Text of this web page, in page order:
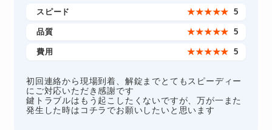
スピード ★★★★★ 5
品質 ★★★★★ 5
費用 ★★★★★ 5
初回連絡から現場到着、解錠までとてもスピーディー
にご対応いただき感謝です
鍵トラブルはもう起こしたくないですが、万が一また
発生した時はコチラでお願いしたいと思います